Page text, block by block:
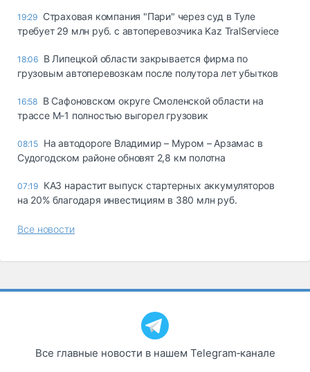
19:29 Страховая компания "Пари" через суд в Туле
требует 29 млн руб. с автоперевозчика Kaz TralServiece
18:06 В Липецкой области закрывается фирма по
грузовым автоперевозкам после полутора лет убытков
16:58 В Сафоновском округе Смоленской области на
трассе М-1 полностью выгорел грузовик
08:15 На автодороге Владимир – Муром – Арзамас в
Судогодском районе обновят 2,8 км полотна
07:19 КАЗ нарастит выпуск стартерных аккумуляторов
на 20% благодаря инвестициям в 380 млн руб.
Все новости
Все главные новости в нашем Telegram‑канале